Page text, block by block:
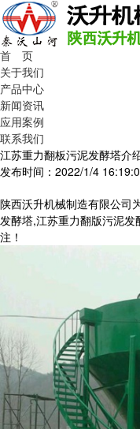
首 页
关于我们
产品中心
新闻资讯
应用案例
联系我们
江苏重力翻板污泥发酵塔介
发布时间：2022/1/4
陕西沃升机械制造有限公司
发酵塔,江苏重力翻版污泥
注！